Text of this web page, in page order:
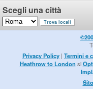
Scegli una città
Privacy Policy | Termini e
Heathrow to London si